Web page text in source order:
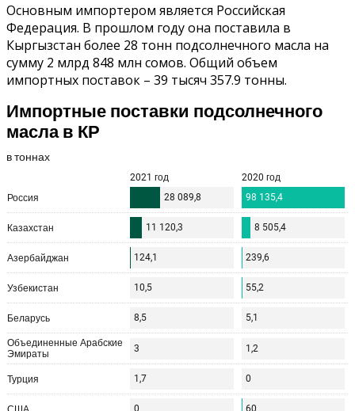
Основным импортером является Российская
Федерация. В прошлом году она поставила в
Кыргызстан более 28 тонн подсолнечного масла на
сумму 2 млрд 848 млн сомов. Общий объем
импортных поставок – 39 тысяч 357.9 тонны.